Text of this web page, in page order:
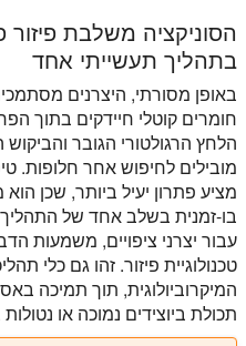
הסוניקציה משלבת פיזור
בתהליך תעשייתי אחד
באופן מסורתי, היצרנים
חומרים קוטלי חיידקים בתוך
הלחץ הרגולטורי הגובר
מובילים לחיפוש אחר חלופות.
מציע פתרון יעיל ביותר, שכן
בו-זמנית בשלב אחד של
עבור יצרני ציפויים, משמעות
טכנולוגיית פיזור. זהו גם כלי
המיקרוביולוגית, תוך תמיכה
תכולת ביוצידים נמוכה או נטולות